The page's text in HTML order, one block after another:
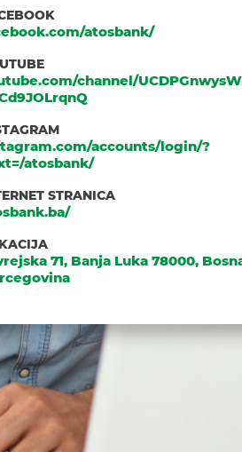
atosbank/
channel/
accounts/login/?
atosbank/
STRANICA
71, Banja Luka 78000,